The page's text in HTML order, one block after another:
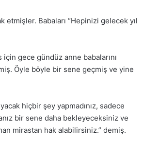
Babaları “Hepinizi gelecek yıl
gece gündüz anne babalarını
Öyle böyle bir sene geçmiş ve yine
hiçbir şey yapmadınız, sadece
bir sene daha bekleyeceksiniz ve
mirastan hak alabilirsiniz.” demiş.